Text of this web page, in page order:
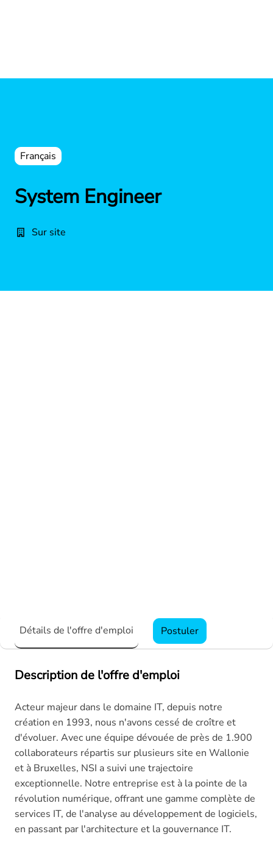
Français
System Engineer
Sur site
Détails de l'offre d'emploi Postuler
Description de l'offre d'emploi
Acteur majeur dans le domaine IT, depuis notre
création en 1993, nous n'avons cessé de croître et
d'évoluer. Avec une équipe dévouée de près de 1.900
collaborateurs répartis sur plusieurs site en Wallonie
et à Bruxelles, NSI a suivi une trajectoire
exceptionnelle. Notre entreprise est à la pointe de la
révolution numérique, offrant une gamme complète de
services IT, de l'analyse au développement de logiciels,
en passant par l'architecture et la gouvernance IT.